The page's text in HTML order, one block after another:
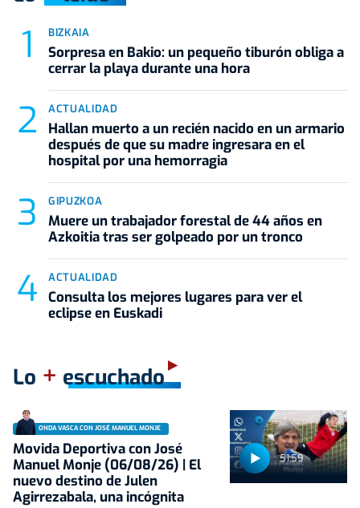
BIZKAIA
Sorpresa en Bakio: un pequeño tiburón obliga a
cerrar la playa durante una hora
ACTUALIDAD
Hallan muerto a un recién nacido en un armario
después de que su madre ingresara en el
hospital por una hemorragia
GIPUZKOA
Muere un trabajador forestal de 44 años en
Azkoitia tras ser golpeado por un tronco
ACTUALIDAD
Consulta los mejores lugares para ver el
eclipse en Euskadi
Lo + escuchado
51:59
ONDA VASCA CON JOSÉ MANUEL MONJE
Movida Deportiva con José
Manuel Monje (06/08/26) | El
nuevo destino de Julen
Agirrezabala, una incógnita